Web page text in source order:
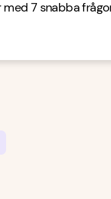
7 snabba